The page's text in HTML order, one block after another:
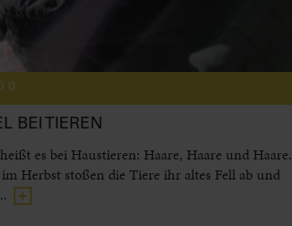
0
BEI TIEREN
es bei Haustieren: Haare, Haare und Haare.
Herbst stoßen die Tiere ihr altes Fell ab und